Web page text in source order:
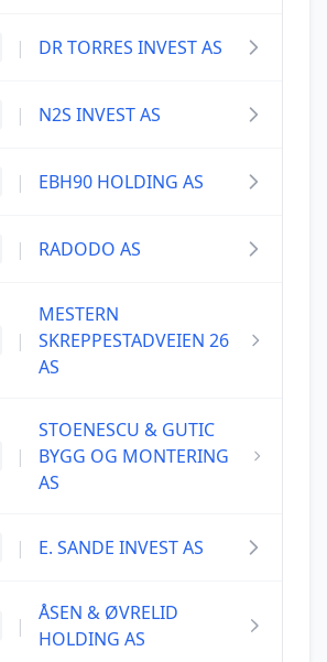
| DR TORRES INVEST AS
| N2S INVEST AS
| EBH90 HOLDING AS
| RADODO AS
|
MESTERN
SKREPPESTADVEIEN 26
AS
|
STOENESCU & GUTIC
BYGG OG MONTERING
AS
| E. SANDE INVEST AS
|
ÅSEN & ØVRELID
HOLDING AS